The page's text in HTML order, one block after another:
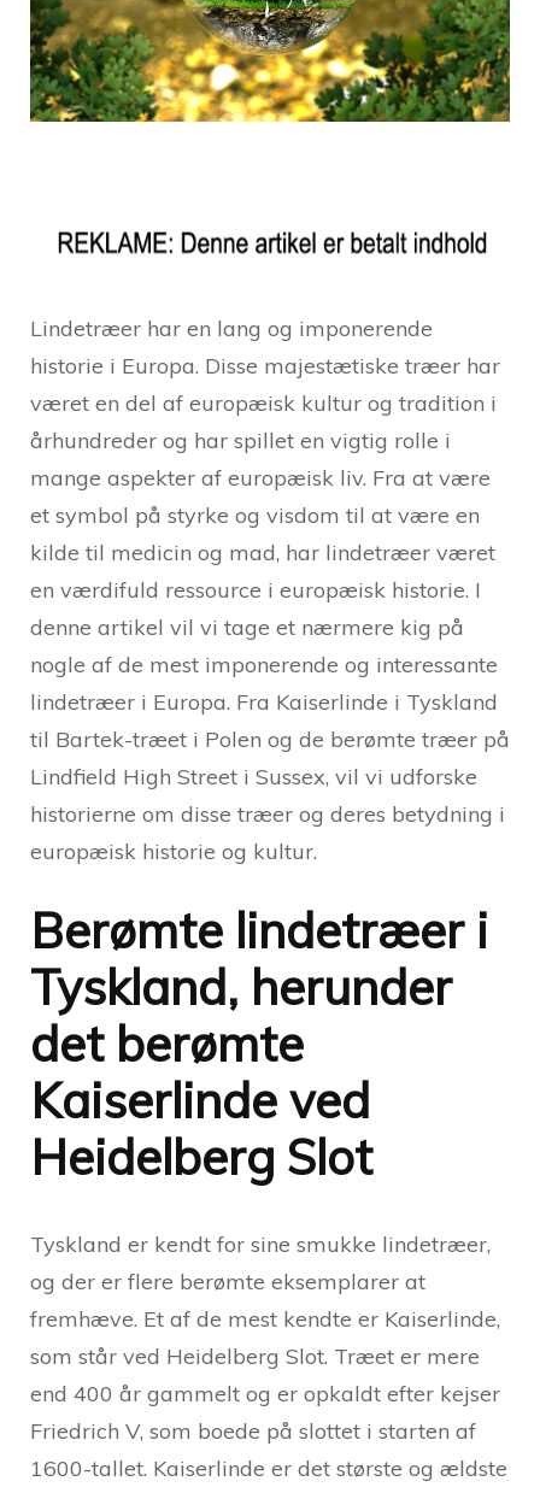
Lindetræer har en lang og imponerende
historie i Europa. Disse majestætiske træer har
været en del af europæisk kultur og tradition i
århundreder og har spillet en vigtig rolle i
mange aspekter af europæisk liv. Fra at være
et symbol på styrke og visdom til at være en
kilde til medicin og mad, har lindetræer været
en værdifuld ressource i europæisk historie. I
denne artikel vil vi tage et nærmere kig på
nogle af de mest imponerende og interessante
lindetræer i Europa. Fra Kaiserlinde i Tyskland
til Bartek-træet i Polen og de berømte træer på
Lindfield High Street i Sussex, vil vi udforske
historierne om disse træer og deres betydning i
europæisk historie og kultur.
Berømte lindetræer i
Tyskland, herunder
det berømte
Kaiserlinde ved
Heidelberg Slot
Tyskland er kendt for sine smukke lindetræer,
og der er flere berømte eksemplarer at
fremhæve. Et af de mest kendte er Kaiserlinde,
som står ved Heidelberg Slot. Træet er mere
end 400 år gammelt og er opkaldt efter kejser
Friedrich V, som boede på slottet i starten af
1600-tallet. Kaiserlinde er det største og ældste